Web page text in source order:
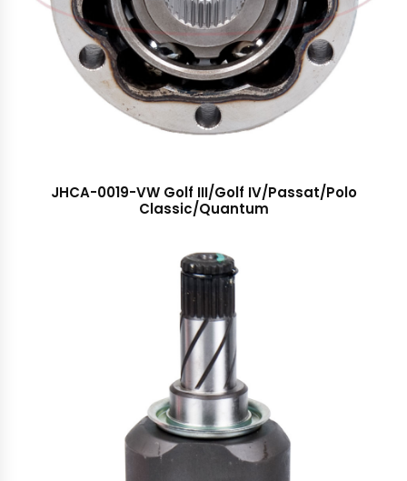
JHCA-0019-VW Golf III/Golf IV/Passat/Polo
Classic/Quantum